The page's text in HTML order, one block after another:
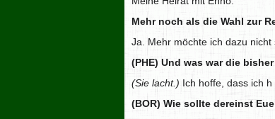
Mehr noch als die Wahl zur
Ja. Mehr möchte ich dazu nicht
(PHE) Und was war die
(Sie lacht.) Ich hoffe, dass ich
(BOR) Wie sollte dereinst